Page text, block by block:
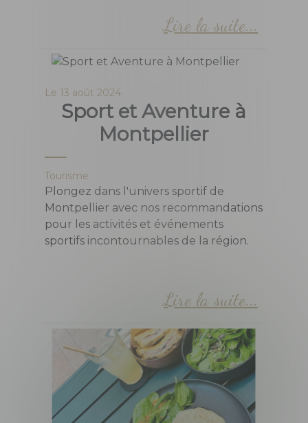
Lire la suite...
Le 13 août 2024
Sport et Aventure à
Montpellier
Tourisme
Plongez dans l'univers sportif de
Montpellier avec nos recommandations
pour les activités et événements
sportifs incontournables de la région.
Lire la suite...